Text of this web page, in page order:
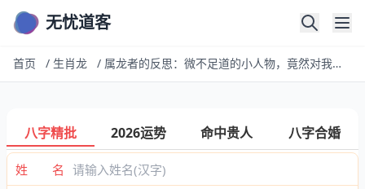
无忧道客
首页 / 生肖龙 / 属龙者的反思：微不足道的小人物，竟然对我人生起到关键性作用？
八字精批 2026运势 命中贵人 八字合婚
姓 名